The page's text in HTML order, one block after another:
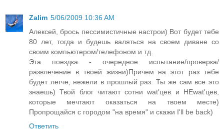
Zalim 5/06/2009 10:36 AM
Алексей, брось пессимистичные настрои) Вот будет тебе
80 лет, тогда и будешь валяться на своем диване со
своим компьютером/телефоном и тд.
Эта поездка - очередное испытание/проверка/
развлечение в твоей жизни)Причем на этот раз тебе
будет легче, нежели в прошлый раз. Ты же сам все это
знаешь) Твой блог читают сотни wat'цев и НЕwat'цев,
которые мечтают оказаться на твоем месте)
Пропрощайся с городом "на время" и скажи I'll be back)
Ответить